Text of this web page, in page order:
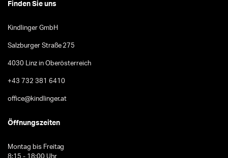
Finden Sie uns
Kindlinger GmbH
Salzburger Straße 275
4030 Linz in Oberösterreich
+43 732 381 6410
office@kindlinger.at
Öffnungszeiten
Montag bis Freitag